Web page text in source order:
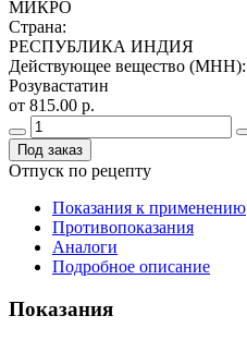
МИКРО
Страна:
РЕСПУБЛИКА ИНДИЯ
Действующее вещество (МНН):
Розувастатин
от 815.00 р.
Под заказ
Отпуск по рецепту
Показания к применению
Противопоказания
Аналоги
Подробное описание
Показания